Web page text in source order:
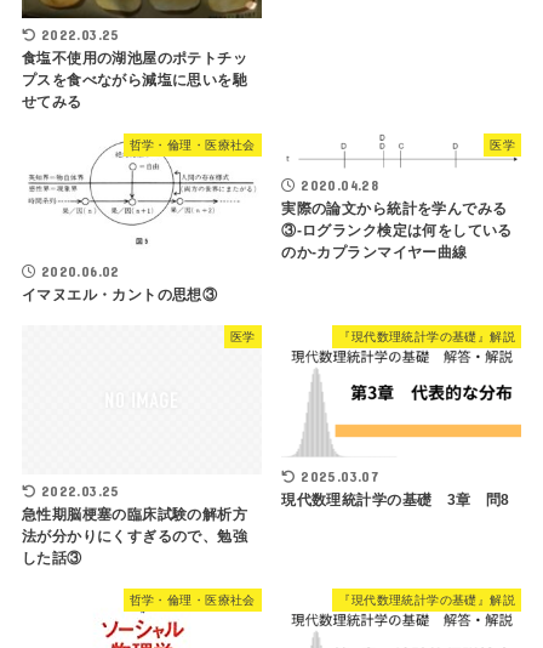
2022.03.25
食塩不使用の湖池屋のポテトチッ
プスを食べながら減塩に思いを馳
せてみる
哲学・倫理・医療社会
2020.06.02
イマヌエル・カントの思想③
医学
2020.04.28
実際の論文から統計を学んでみる
③-ログランク検定は何をしている
のか-カプランマイヤー曲線
医学
2022.03.25
急性期脳梗塞の臨床試験の解析方
法が分かりにくすぎるので、勉強
した話③
『現代数理統計学の基礎』解説
2025.03.07
現代数理統計学の基礎 3章 問8
哲学・倫理・医療社会 『現代数理統計学の基礎』解説